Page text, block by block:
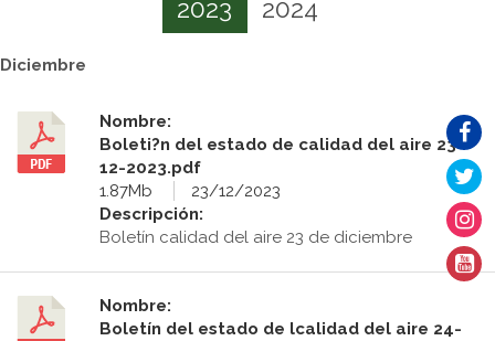
2023 2024
Diciembre
Nombre:
Boleti?n del estado de calidad del aire 23-
12-2023.pdf
1.87Mb
23/12/2023
Descripción:
Boletín calidad del aire 23 de diciembre
Nombre:
Boletín del estado de lcalidad del aire 24-